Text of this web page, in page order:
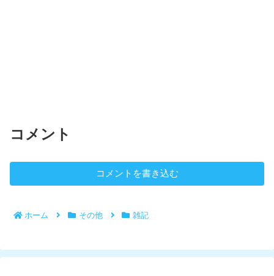
コメント
コメントを書き込む
ホーム その他 雑記